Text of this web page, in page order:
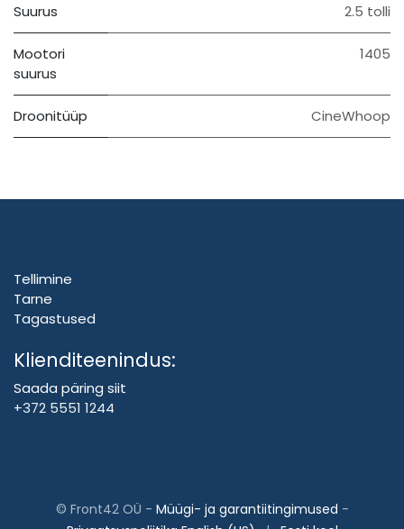
Suurus 2.5 tolli
Mootori
suurus
1405
Droonitüüp CineWhoop
Tellimine
Tarne
Tagastused
Klienditeenindus:
Saada päring siit
+372 5551 1244
© Front42 OÜ - Müügi- ja garantiitingimused -